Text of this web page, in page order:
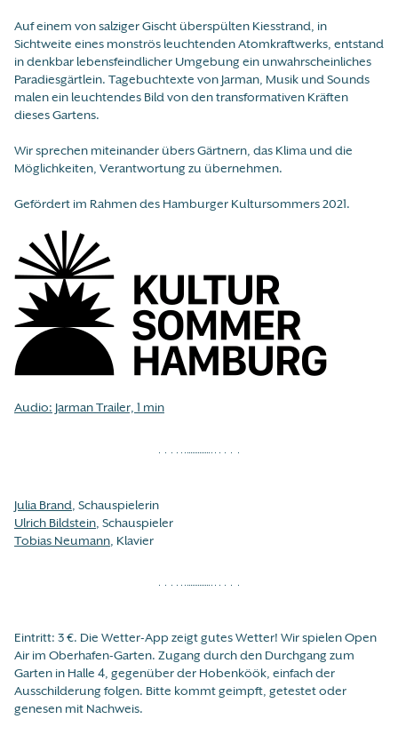
Auf einem von salziger Gischt überspülten Kiesstrand, in
Sichtweite eines monströs leuchtenden Atomkraftwerks, entstand
in denkbar lebensfeindlicher Umgebung ein unwahrscheinliches
Paradiesgärtlein. Tagebuchtexte von Jarman, Musik und Sounds
malen ein leuchtendes Bild von den transformativen Kräften
dieses Gartens.
Wir sprechen miteinander übers Gärtnern, das Klima und die
Möglichkeiten, Verantwortung zu übernehmen.
Gefördert im Rahmen des Hamburger Kultursommers 2021.
Audio: Jarman Trailer, 1 min
Julia Brand, Schauspielerin
Ulrich Bildstein, Schauspieler
Tobias Neumann, Klavier
Eintritt: 3 €. Die Wetter-App zeigt gutes Wetter! Wir spielen Open
Air im Oberhafen-Garten. Zugang durch den Durchgang zum
Garten in Halle 4, gegenüber der Hobenköök, einfach der
Ausschilderung folgen. Bitte kommt geimpft, getestet oder
genesen mit Nachweis.